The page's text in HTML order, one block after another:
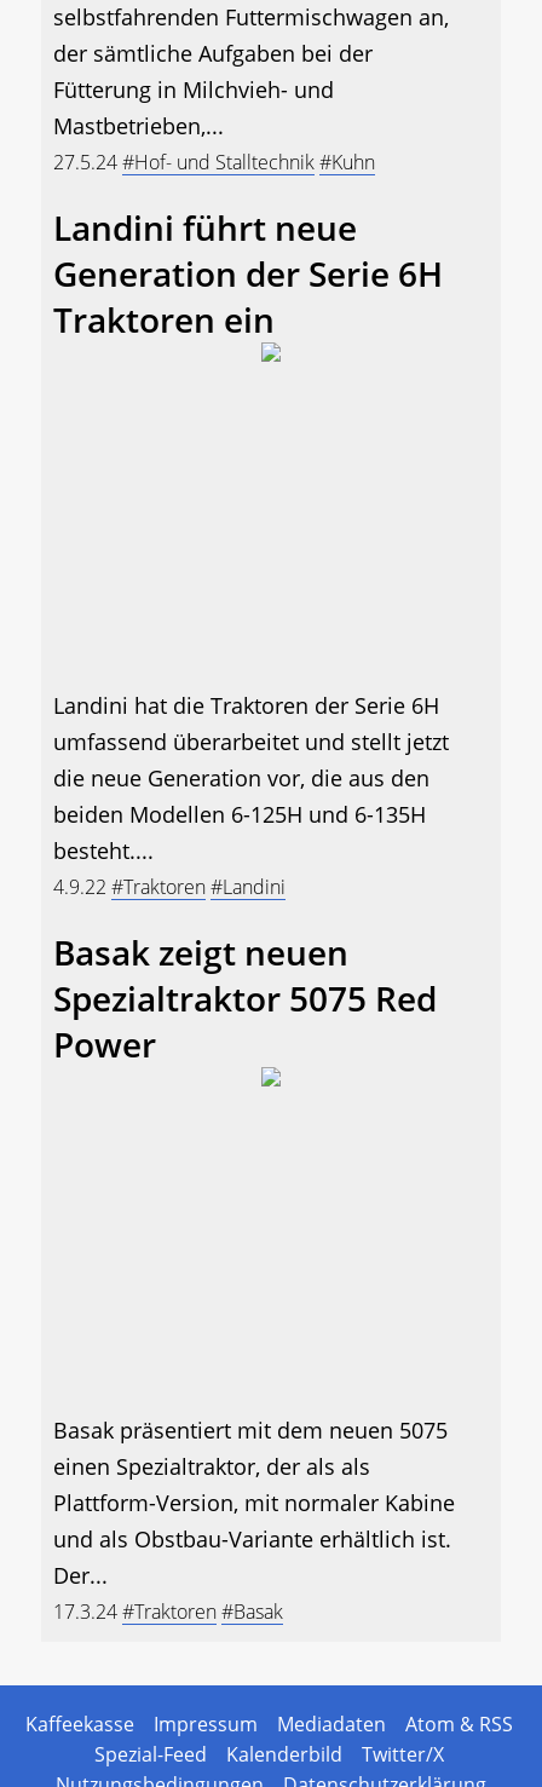
selbstfahrenden Futtermischwagen an,
der sämtliche Aufgaben bei der
Fütterung in Milchvieh- und
Mastbetrieben,...
27.5.24#Hof- und Stalltechnik#Kuhn
Landini führt neue
Generation der Serie 6H
Traktoren ein
Landini hat die Traktoren der Serie 6H
umfassend überarbeitet und stellt jetzt
die neue Generation vor, die aus den
beiden Modellen 6-125H und 6-135H
besteht....
4.9.22 #Traktoren#Landini
Basak zeigt neuen
Spezialtraktor 5075 Red
Power
Basak präsentiert mit dem neuen 5075
einen Spezialtraktor, der als als
Plattform-Version, mit normaler Kabine
und als Obstbau-Variante erhältlich ist.
Der...
17.3.24#Traktoren#Basak
Kaffeekasse Impressum Mediadaten
Atom & RSS
Spezial-Feed
Kalenderbild
Twitter/X